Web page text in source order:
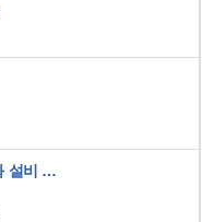
일자리 찾고 있습니다.자동화 설비 회사 경험 7년입니다.